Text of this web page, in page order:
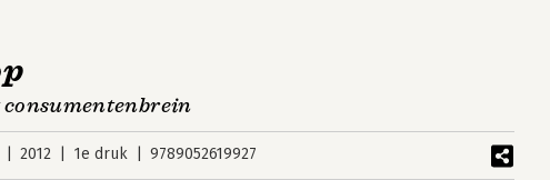
consumentenbrein
2012 1e druk 9789052619927